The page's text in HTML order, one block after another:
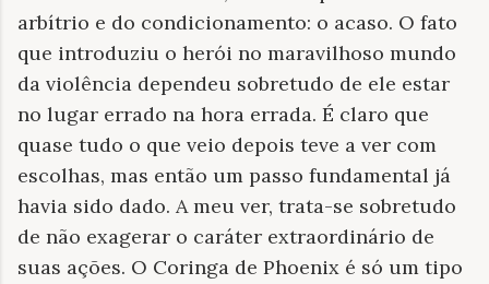
arbítrio e do condicionamento: o acaso. O fato
que introduziu o herói no maravilhoso mundo
da violência dependeu sobretudo de ele estar
no lugar errado na hora errada. É claro que
quase tudo o que veio depois teve a ver com
escolhas, mas então um passo fundamental já
havia sido dado. A meu ver, trata-se sobretudo
de não exagerar o caráter extraordinário de
suas ações. O Coringa de Phoenix é só um tipo